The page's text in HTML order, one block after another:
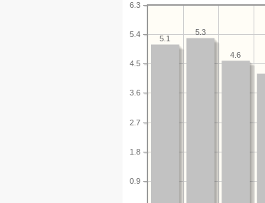
0.9
1.8
2.7
3.6
4.5
5.4
6.3
4.6
5.3
5.1